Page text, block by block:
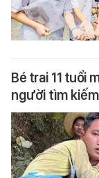
Bé trai 11 tuổi
người tìm